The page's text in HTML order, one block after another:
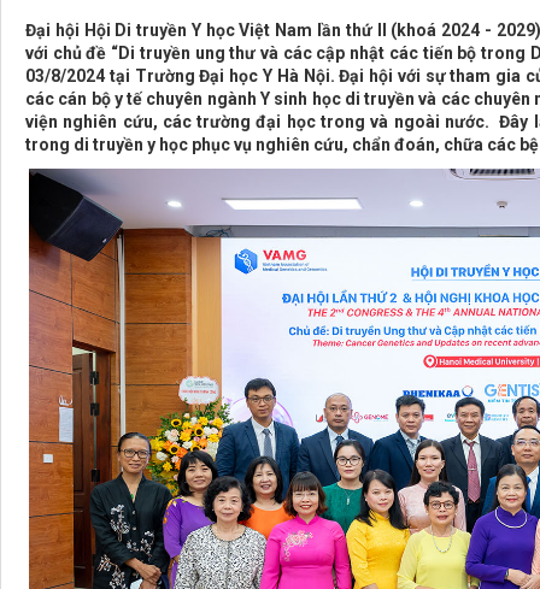
Đại hội Hội Di truyền Y học Việt Nam lần thứ II (khoá 2024 -
với chủ đề “Di truyền ung thư và các cập nhật các tiến bộ trong
03/8/2024 tại Trường Đại học Y Hà Nội. Đại hội với sự tham gia
các cán bộ y tế chuyên ngành Y sinh học di truyền và các
viện nghiên cứu, các trường đại học trong và ngoài nước.
trong di truyền y học phục vụ nghiên cứu, chẩn đoán, chữa các